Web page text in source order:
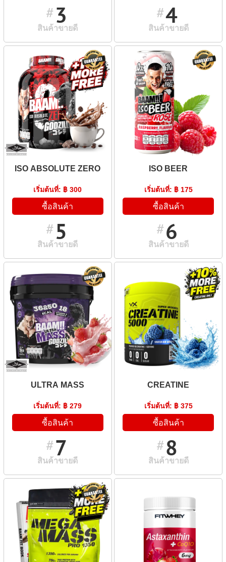
#3
สินค้าขายดี
#4
สินค้าขายดี
ISO ABSOLUTE ZERO
เริ่มต้นที่: ฿ 300
ซื้อสินค้า
#5
สินค้าขายดี
ISO BEER
เริ่มต้นที่: ฿ 175
ซื้อสินค้า
#6
สินค้าขายดี
ULTRA MASS
เริ่มต้นที่: ฿ 279
ซื้อสินค้า
#7
สินค้าขายดี
CREATINE
เริ่มต้นที่: ฿ 375
ซื้อสินค้า
#8
สินค้าขายดี